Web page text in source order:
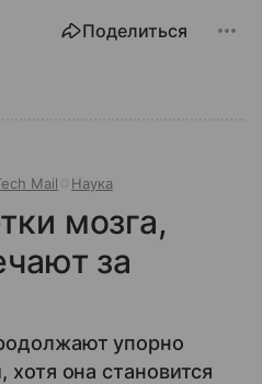
Поделиться
Mail Наука
мозга,
за
упорно
хотя она становится